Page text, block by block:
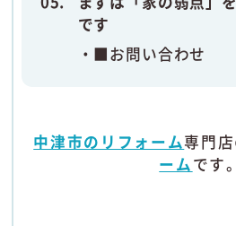
です
■お問い合わせ
中津市のリフォーム専門
ームです。